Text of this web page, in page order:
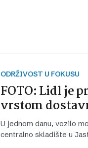
ODRŽIVOST U FOKUSU
FOTO: Lidl je
vrstom
U jednom danu, vozilo
centralno skladište u